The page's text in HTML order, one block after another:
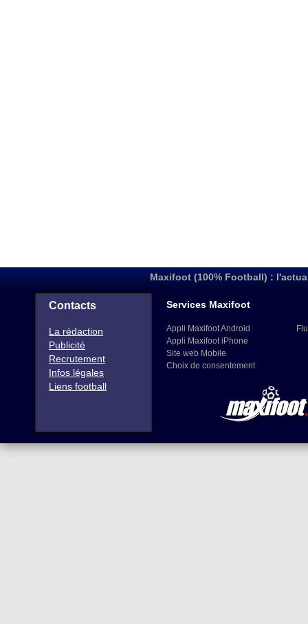
Maxifoot (100% Football) :
Contacts
La rédaction
Publicité
Recrutement
Infos légales
Liens football
Services Maxifoot
Appli Maxifoot Android
Appli Maxifoot iPhone
Site web Mobile
Choix de consentement